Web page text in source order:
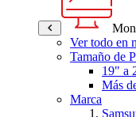
Ver todo en
Tamaño de
19" a
Más
Marca